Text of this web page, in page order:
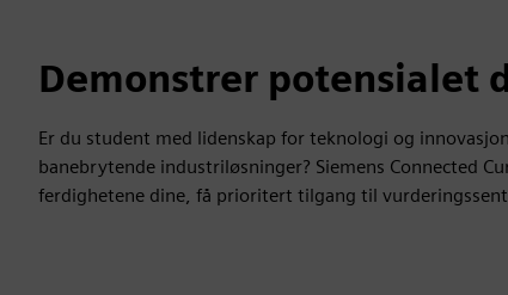
Demonstrer potensialet
Er du student med lidenskap for teknologi og
banebrytende industriløsninger? Siemens Connected
ferdighetene dine, få prioritert tilgang til